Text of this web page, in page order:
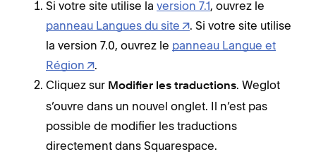
Si votre site utilise la version 7.1, ouvrez le
panneau Langues du site
. Si votre site utilise
la version 7.0, ouvrez le panneau Langue et
Région
.
Cliquez sur Modifier les traductions. Weglot
s’ouvre dans un nouvel onglet. Il n’est pas
possible de modifier les traductions
directement dans Squarespace.